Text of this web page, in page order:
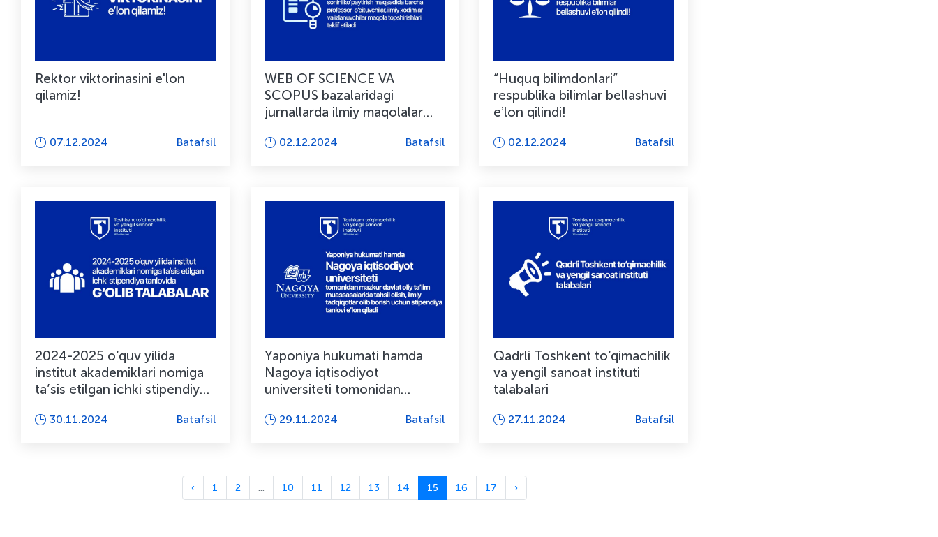
Rektor viktorinasini e'lon
qilamiz!
07.12.2024 Batafsil
WEB OF SCIENCE VA
SCOPUS bazalaridagi
jurnallarda ilmiy maqolalar
barc...
02.12.2024 Batafsil
“Huquq bilimdonlari”
respublika bilimlar bellashuvi
eʼlon qilindi!
02.12.2024 Batafsil
2024-2025 o‘quv yilida
institut akademiklari nomiga
ta’sis etilgan ichki stipendiya
30.11.2024 Batafsil
Yaponiya hukumati hamda
Nagoya iqtisodiyot
universiteti tomonidan
muassasa...
29.11.2024 Batafsil
Qadrli Toshkent to‘qimachilik
va yengil sanoat instituti
talabalari
27.11.2024 Batafsil
‹ 1 2 ... 10 11 12 13 14 15 16 17 ›